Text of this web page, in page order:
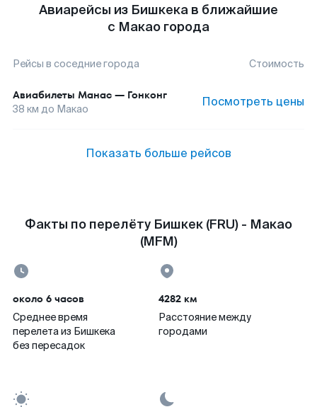
Авиарейсы из Бишкека в ближайшие
с Макао города
Рейсы в соседние города Стоимость
Авиабилеты Манас — Гонконг
38 км до Макао Посмотреть цены
Показать больше рейсов
Факты по перелёту Бишкек (FRU) - Макао
(MFM)
около 6 часов
Среднее время
перелета из Бишкека
без пересадок
4282 км
Расстояние между
городами